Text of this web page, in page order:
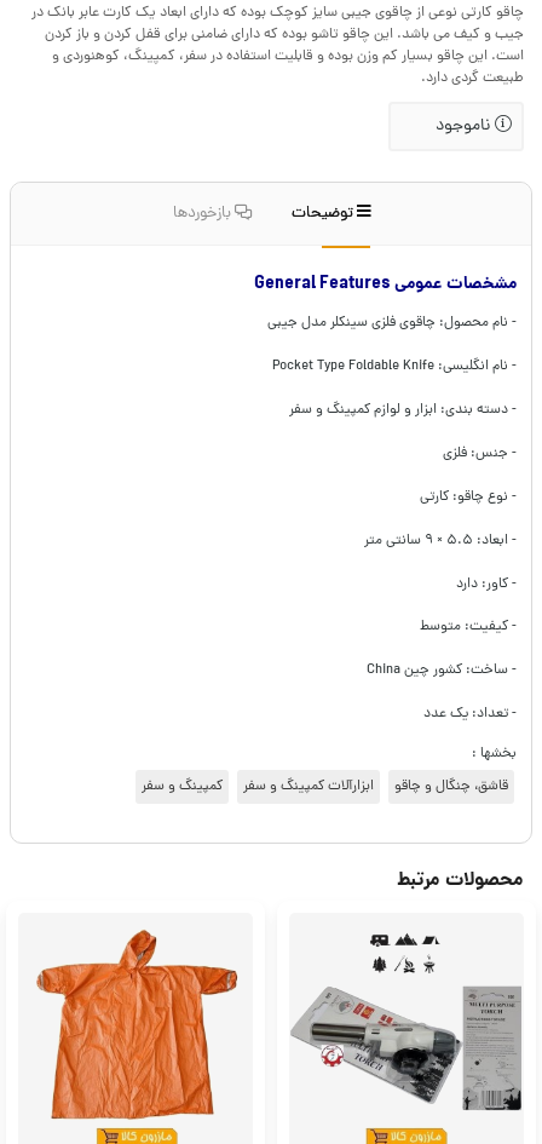
چاقو کارتی نوعی از چاقوی جیبی سایز کوچک بوده که دارای ابعاد یک کارت عابر بانک در
جیب و کیف می باشد. این چاقو تاشو بوده که دارای ضامنی برای قفل کردن و باز کردن
است. این چاقو بسیار کم وزن بوده و قابلیت استفاده در سفر، کمپینگ، کوهنوردی و
طبیعت گردی دارد.
ناموجود
توضیحات بازخوردها
مشخصات عمومی General Features
- نام محصول: چاقوی فلزی سینکلر مدل جیبی
- نام انگلیسی: Pocket Type Foldable Knife
- دسته بندی: ابزار و لوازم کمپینگ و سفر
- جنس: فلزی
- نوع چاقو: کارتی
- ابعاد: ۵.۵ ×‌ ۹ سانتی متر
- کاور: دارد
- کیفیت: متوسط
- ساخت: کشور چین China
- تعداد: یک عدد
بخشها :
قاشق، چنگال و چاقو
ابزارآلات کمپینگ و سفر کمپینگ و سفر
محصولات مرتبط